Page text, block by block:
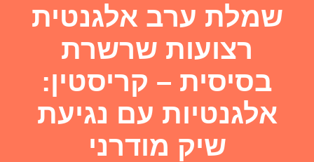
שמלת ערב אלגנטית
רצועות שרשרת
בסיסית – קריסטין:
אלגנטיות עם נגיעת
שיק מודרני